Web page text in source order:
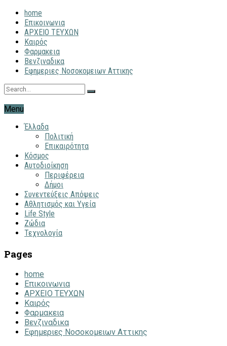
home
Επικοινωνια
ΑΡΧΕΙΟ ΤΕΥΧΩΝ
Καιρός
Φαρμακεια
Βενζιναδικα
Εφημεριες Νοσοκομειων Αττικης
Menu
Έλλαδα
Πολιτική
Επικαιρότητα
Κόσμος
Αυτοδιοίκηση
Περιφέρεια
Δήμοι
Συνεντεύξεις Απόψεις
Αθλητισμός και Υγεία
Life Style
Ζώδια
Τεχνολογία
Pages
home
Επικοινωνια
ΑΡΧΕΙΟ ΤΕΥΧΩΝ
Καιρός
Φαρμακεια
Βενζιναδικα
Εφημεριες Νοσοκομειων Αττικης